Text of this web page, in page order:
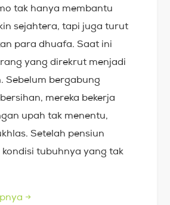
tak hanya membantu
sejahtera, tapi juga turut
para dhuafa. Saat ini
yang direkrut menjadi
Sebelum bergabung
mereka bekerja
upah tak menentu,
Setelah pensiun
tubuhnya yang tak
→